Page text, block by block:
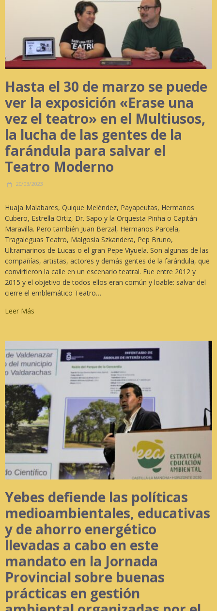
Hasta el 30 de marzo se puede
ver la exposición «Erase una
vez el teatro» en el Multiusos,
la lucha de las gentes de la
farándula para salvar el
Teatro Moderno
20/03/2023
Huaja Malabares, Quique Meléndez, Payapeutas, Hermanos
Cubero, Estrella Ortiz, Dr. Sapo y la Orquesta Pinha o Capitán
Maravilla. Pero también Juan Berzal, Hermanos Parcela,
Tragaleguas Teatro, Malgosia Szkandera, Pep Bruno,
Ultramarinos de Lucas o el gran Pepe Viyuela. Son algunas de las
compañías, artistas, actores y demás gentes de la farándula, que
convirtieron la calle en un escenario teatral. Fue entre 2012 y
2015 y el objetivo de todos ellos eran común y loable: salvar del
cierre el emblemático Teatro…
Leer Más
Yebes defiende las políticas
medioambientales, educativas
y de ahorro energético
llevadas a cabo en este
mandato en la Jornada
Provincial sobre buenas
prácticas en gestión